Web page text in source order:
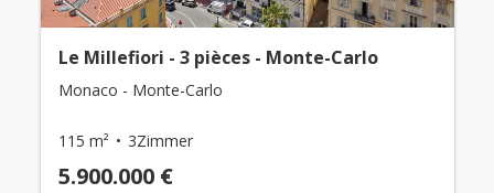
Le Millefiori - 3 pièces - Monte-Carlo
Monaco - Monte-Carlo
115 m² 3Zimmer
5.900.000 €